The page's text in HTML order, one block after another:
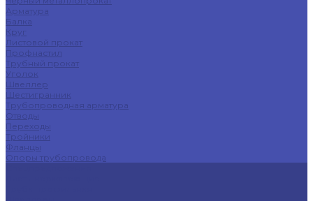
Арматура
Балка
Круг
Листовой прокат
Профнастил
Трубный прокат
Уголок
Швеллер
Шестигранник
Трубопроводная арматура
Отводы
Переходы
Тройники
Фланцы
Опоры трубопровода